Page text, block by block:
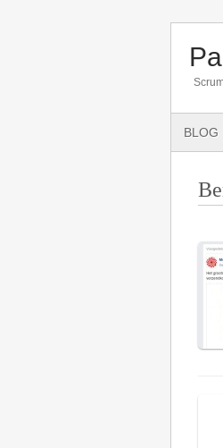
BLOG